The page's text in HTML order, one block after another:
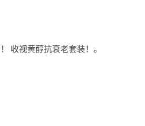
！ 收视黄醇抗衰老套装！。